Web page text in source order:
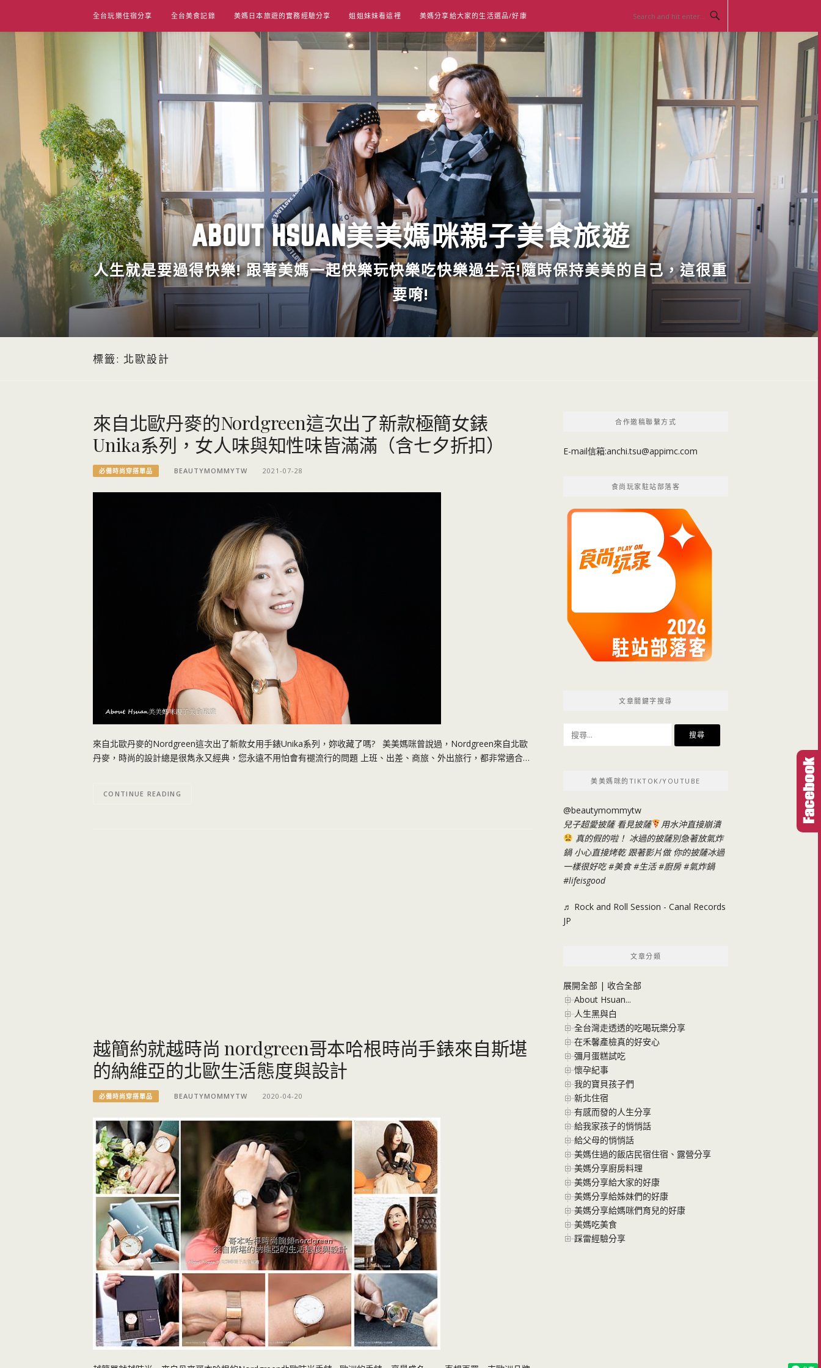
content
全台玩樂住宿分享 全台美食記錄 美媽日本旅遊的實務經驗分享 姐姐妹妹看這裡 美媽分享給大家的生活選品/好康
ABOUT HSUAN美美媽咪親子美食旅遊
人生就是要過得快樂! 跟著美媽一起快樂玩快樂吃快樂過生活!隨時保持美美的自己，這很重
要唷!
標籤: 北歐設計
來自北歐丹麥的Nordgreen這次出了新款極簡女錶
Unika系列，女人味與知性味皆滿滿（含七夕折扣）
必備時尚穿搭單品 BEAUTYMOMMYTW 2021-07-28
來自北歐丹麥的Nordgreen這次出了新款女用手錶Unika系列，妳收藏了嗎? 美美媽咪曾說過，Nordgreen來自北歐
丹麥，時尚的設計總是很雋永又經典，您永遠不用怕會有褪流行的問題 上班、出差、商旅、外出旅行，都非常適合…
CONTINUE READING
越簡約就越時尚 nordgreen哥本哈根時尚手錶來自斯堪
的納維亞的北歐生活態度與設計
必備時尚穿搭單品 BEAUTYMOMMYTW 2020-04-20
合作邀稿聯繫方式
E-mail信箱:anchi.tsu@appimc.com
食尚玩家駐站部落客
文章關鍵字搜尋
尋
美美媽咪的TIKTOK/YOUTUBE
@beautymommytw
兒子超愛披薩 看見披薩
用水沖直接崩潰
真的假的啦！ 冰過的披薩別急著放氣炸
鍋 小心直接烤乾 跟著影片做 你的披薩冰過
一樣很好吃#美食 #生活 #廚房 #氣炸鍋
#lifeisgood
♬ Rock and Roll Session - Canal Records
JP
文章分類
展開全部 | 收合全部
About Hsuan...
人生黑與白
全台灣走透透的吃喝玩樂分享
在禾馨產檢真的好安心
彌月蛋糕試吃
懷孕紀事
我的寶貝孩子們
新北住宿
有感而發的人生分享
給我家孩子的悄悄話
給父母的悄悄話
美媽住過的飯店民宿住宿、露營分享
美媽分享廚房料理
美媽分享給大家的好康
美媽分享給姊妹們的好康
美媽分享給媽咪們育兒的好康
美媽吃美食
踩雷經驗分享